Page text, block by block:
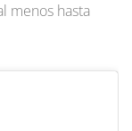
menos hasta